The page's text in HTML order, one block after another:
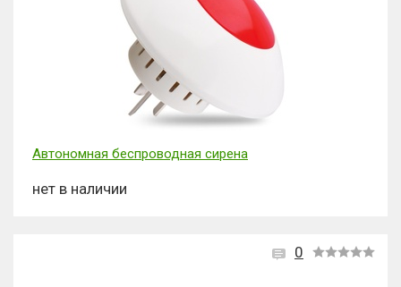
Автономная беспроводная сирена
нет в наличии
0